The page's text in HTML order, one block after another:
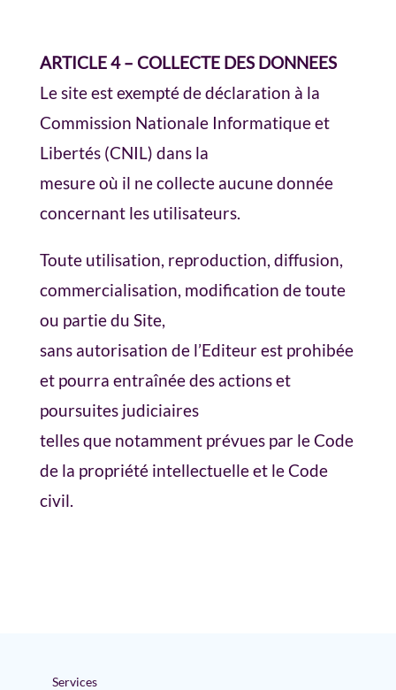
ARTICLE 4 – COLLECTE DES DONNEES
Le site est exempté de déclaration à la
Commission Nationale Informatique et
Libertés (CNIL) dans la
mesure où il ne collecte aucune donnée
concernant les utilisateurs.
Toute utilisation, reproduction, diffusion,
commercialisation, modification de toute
ou partie du Site,
sans autorisation de l’Editeur est prohibée
et pourra entraînée des actions et
poursuites judiciaires
telles que notamment prévues par le Code
de la propriété intellectuelle et le Code
civil.
Services